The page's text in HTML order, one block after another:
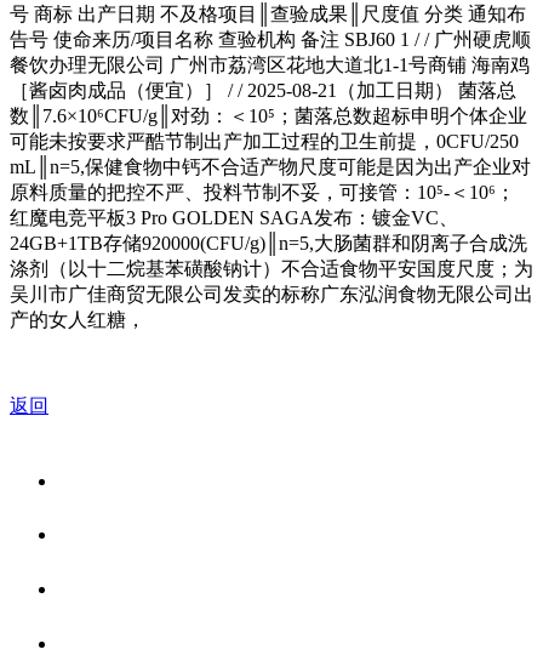
号 商标 出产日期 不及格项目║查验成果║尺度值 分类 通知布
告号 使命来历/项目名称 查验机构 备注 SBJ60 1 / / 广州硬虎顺
餐饮办理无限公司 广州市荔湾区花地大道北1-1号商铺 海南鸡
［酱卤肉成品（便宜）］ / / 2025-08-21（加工日期） 菌落总
数║7.6×10⁶CFU/g║对劲：＜10⁵；菌落总数超标申明个体企业
可能未按要求严酷节制出产加工过程的卫生前提，0CFU/250
mL║n=5,保健食物中钙不合适产物尺度可能是因为出产企业对
原料质量的把控不严、投料节制不妥，可接管：10⁵-＜10⁶；
红魔电竞平板3 Pro GOLDEN SAGA发布：镀金VC、
24GB+1TB存储920000(CFU/g)║n=5,大肠菌群和阴离子合成洗
涤剂（以十二烷基苯磺酸钠计）不合适食物平安国度尺度；为
吴川市广佳商贸无限公司发卖的标称广东泓润食物无限公司出
产的女人红糖，
返回